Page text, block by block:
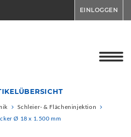
EINLOGGEN
Schleier- & Flächeninjektion
Ø 18 x 1.500 mm